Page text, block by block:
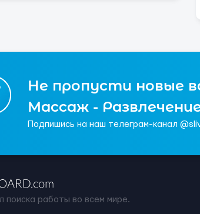
Не пропусти новые
Массаж -
Подпишись на наш телеграм-канал
поиска работы во всем мире.